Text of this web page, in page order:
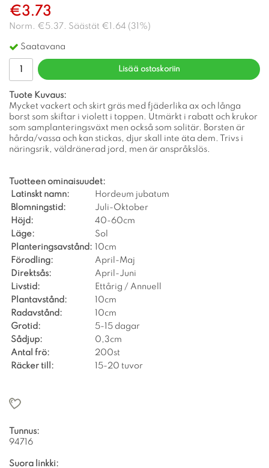
€3.73
Norm. €5.37 . Säästät €1.64 ( 31 %)
Saatavana
Lisää ostoskoriin
Tuote Kuvaus:
Mycket vackert och skirt gräs med fjäderlika ax och långa
borst som skiftar i violett i toppen. Utmärkt i rabatt och krukor
som samplanteringsväxt men också som solitär. Borsten är
hårda/vassa och kan stickas, djur skall inte äta dem. Trivs i
näringsrik, väldränerad jord, men är anspråkslös.
Tuotteen ominaisuudet:
Latinskt namn:
Hordeum jubatum
Blomningstid:
Juli-Oktober
Höjd:
40-60cm
Läge:
Sol
Planteringsavstånd: 10cm
Förodling:
April-Maj
Direktsås:
April-Juni
Livstid:
Ettårig / Annuell
Plantavstånd:
10cm
Radavstånd:
10cm
Grotid:
5-15 dagar
Sådjup:
0,3cm
Antal frö:
200st
Räcker till:
15-20 tuvor
Tunnus:
94716
Suora linkki: